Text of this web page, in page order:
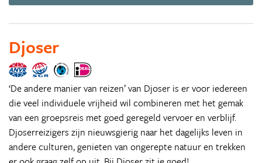
Djoser
‘De andere manier van reizen’ van Djoser is er voor iedereen
die veel individuele vrijheid wil combineren met het gemak
van een groepsreis met goed geregeld vervoer en verblijf.
Djoserreizigers zijn nieuwsgierig naar het dagelijks leven in
andere culturen, genieten van ongerepte natuur en trekken